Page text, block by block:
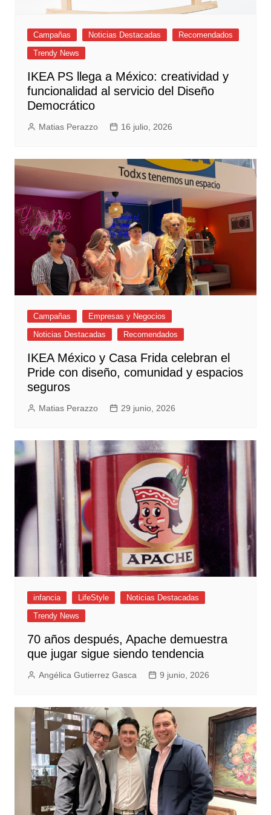
Campañas Noticias Destacadas
Recomendados
Trendy News
IKEA PS llega a México: creatividad y
funcionalidad al servicio del Diseño
Democrático
Matias Perazzo 16 julio, 2026
Campañas
Empresas y Negocios
Noticias Destacadas
Recomendados
IKEA México y Casa Frida celebran el
Pride con diseño, comunidad y espacios
seguros
Matias Perazzo 29 junio, 2026
infancia LifeStyle
Noticias Destacadas
Trendy News
70 años después, Apache demuestra
que jugar sigue siendo tendencia
Angélica Gutierrez Gasca 9 junio, 2026